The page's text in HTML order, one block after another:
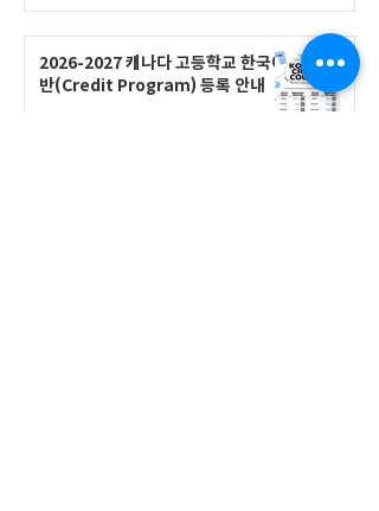
2026-2027 캐나다 고등학교 한국어
반(Credit Program) 등록 안내